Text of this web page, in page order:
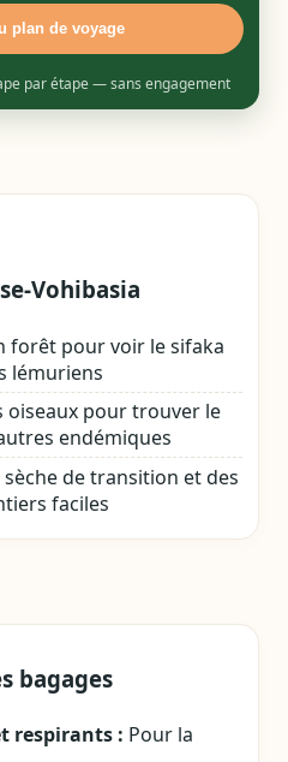
plan de voyage
par étape — sans engagement
forêt pour voir le sifaka
lémuriens
oiseaux pour trouver le
endémiques
de transition et des
faciles
bagages
respirants : Pour la